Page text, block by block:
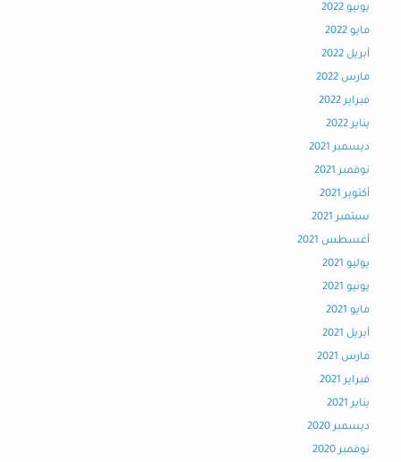
يونيو 2022
مايو 2022
أبريل 2022
مارس 2022
فبراير 2022
يناير 2022
ديسمبر 2021
نوفمبر 2021
أكتوبر 2021
سبتمبر 2021
أغسطس 2021
يوليو 2021
يونيو 2021
مايو 2021
أبريل 2021
مارس 2021
فبراير 2021
يناير 2021
ديسمبر 2020
نوفمبر 2020